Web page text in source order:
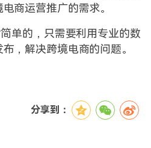
商运营推广的需求。
单的，只需要利用专业的数
，解决跨境电商的问题。
分享到：